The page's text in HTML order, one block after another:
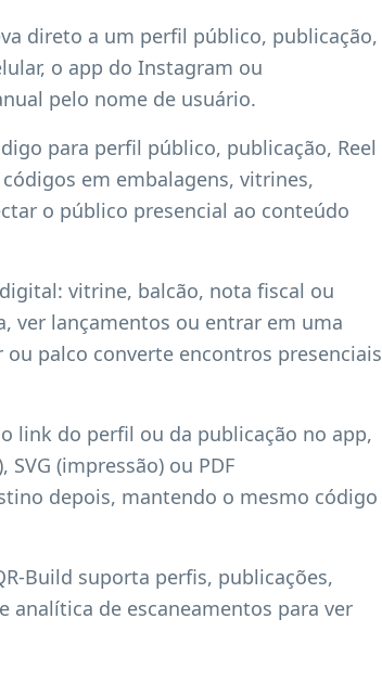
direto a um perfil público, publicação,
o app do Instagram ou
pelo nome de usuário.
para perfil público, publicação, Reel
em embalagens, vitrines,
o público presencial ao conteúdo
vitrine, balcão, nota fiscal ou
ver lançamentos ou entrar em uma
palco converte encontros presenciais
link do perfil ou da publicação no app,
(impressão) ou PDF
depois, mantendo o mesmo código
Build suporta perfis, publicações,
analítica de escaneamentos para ver